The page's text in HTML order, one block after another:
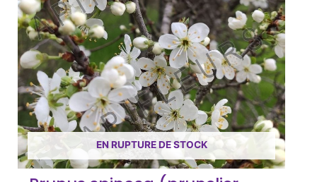
EN RUPTURE DE STOCK